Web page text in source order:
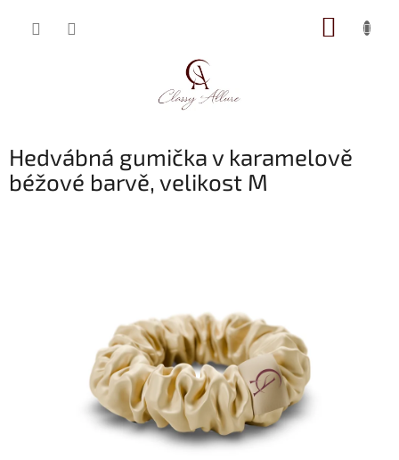
Hedvábná gumička v karamelově
béžové barvě, velikost M